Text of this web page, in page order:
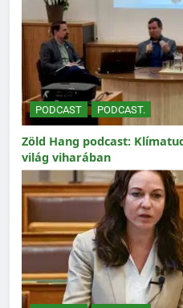
PODCAST PODCAST.
Zöld Hang podcast:
világ viharában